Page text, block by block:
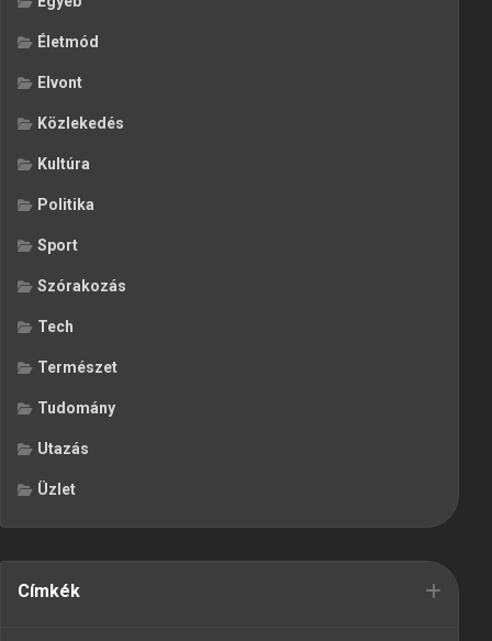
Életmód
Elvont
Közlekedés
Kultúra
Politika
Sport
Szórakozás
Tech
Természet
Tudomány
Utazás
Üzlet
Címkék